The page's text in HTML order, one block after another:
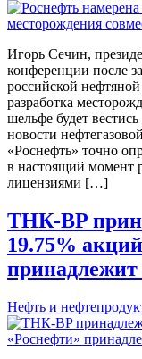
Игорь Сечин,
конференции после
российской
разработка
шельфе будет
новости
«Роснефть» точно
в настоящий момент
лицензиями […]
ТНК-BP
19.75%
принадлежит
Нефть и